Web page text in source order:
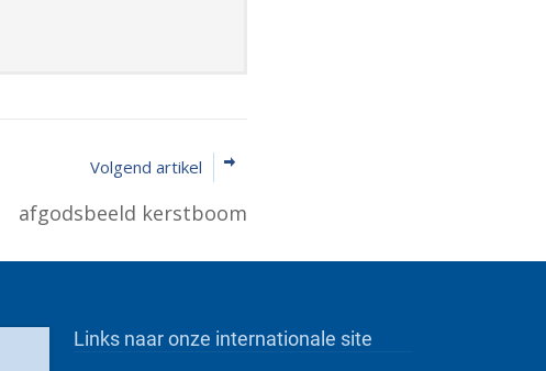
Volgend artikel
afgodsbeeld kerstboom
Links naar onze internationale site